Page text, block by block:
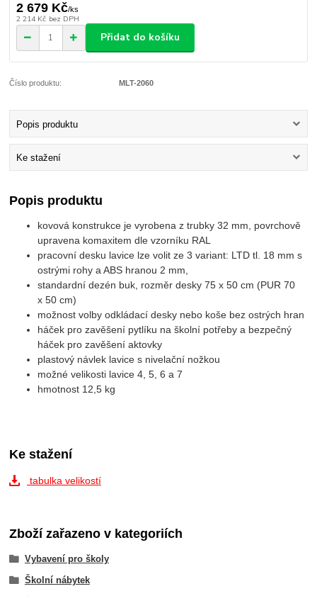
2 679 Kč/ks
2 214 Kč bez DPH
Přidat do košíku
Číslo produktu: MLT-2060
Popis produktu
Ke stažení
Popis produktu
kovová konstrukce je vyrobena z trubky 32 mm, povrchově
upravena komaxitem dle vzorníku RAL
pracovní desku lavice lze volit ze 3 variant: LTD tl. 18 mm s
ostrými rohy a ABS hranou 2 mm,
standardní dezén buk, rozměr desky 75 x 50 cm (PUR 70
x 50 cm)
možnost volby odkládací desky nebo koše bez ostrých hran
háček pro zavěšení pytlíku na školní potřeby a bezpečný
háček pro zavěšení aktovky
plastový návlek lavice s nivelační nožkou
možné velikosti lavice 4, 5, 6 a 7
hmotnost 12,5 kg
Ke stažení
tabulka velikostí
Zboží zařazeno v kategoriích
Vybavení pro školy
Školní nábytek